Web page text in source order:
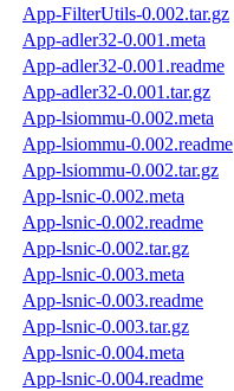
App-FilterUtils-0.002.tar.gz
App-adler32-0.001.meta
App-adler32-0.001.readme
App-adler32-0.001.tar.gz
App-lsiommu-0.002.meta
App-lsiommu-0.002.readme
App-lsiommu-0.002.tar.gz
App-lsnic-0.002.meta
App-lsnic-0.002.readme
App-lsnic-0.002.tar.gz
App-lsnic-0.003.meta
App-lsnic-0.003.readme
App-lsnic-0.003.tar.gz
App-lsnic-0.004.meta
App-lsnic-0.004.readme